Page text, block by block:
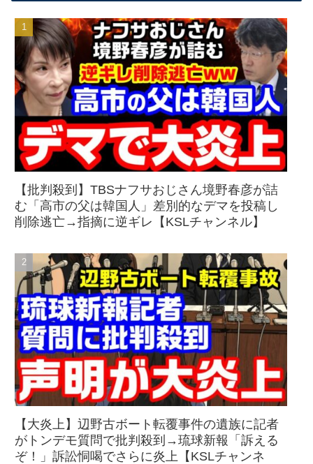
【批判殺到】TBSナフサおじさん境野春彦が詰
む「高市の父は韓国人」差別的なデマを投稿し
削除逃亡→指摘に逆ギレ【KSLチャンネル】
【大炎上】辺野古ボート転覆事件の遺族に記者
がトンデモ質問で批判殺到→琉球新報「訴える
ぞ！」訴訟恫喝でさらに炎上【KSLチャンネ